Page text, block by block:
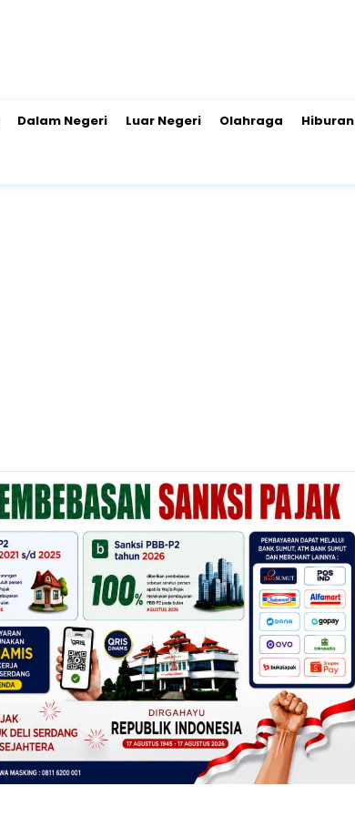
Dalam Negeri Luar Negeri Olahraga Hiburan